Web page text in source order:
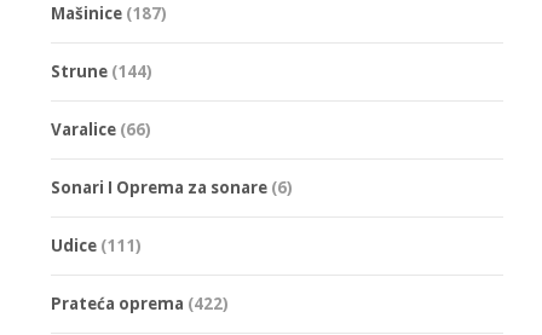
Mašinice (187)
Strune (144)
Varalice (66)
Sonari I Oprema za sonare (6)
Udice (111)
Prateća oprema (422)